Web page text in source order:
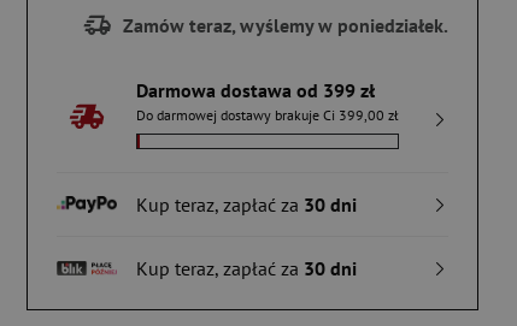
Zamów teraz, wyślemy w poniedziałek.
Darmowa dostawa od 399 zł
Do darmowej dostawy brakuje Ci 399,00 zł
Kup teraz, zapłać za 30 dni
Kup teraz, zapłać za 30 dni